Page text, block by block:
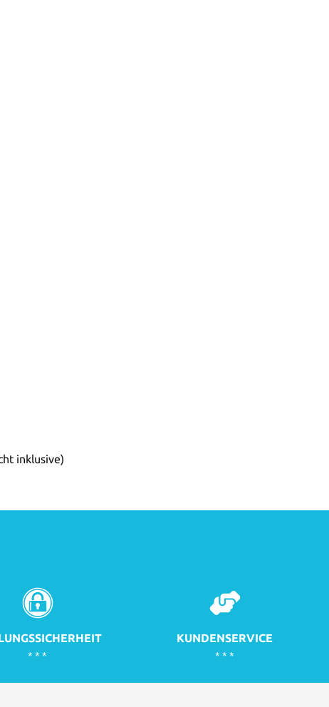
inklusive)
* * *
KUNDENSERVICE
* * *